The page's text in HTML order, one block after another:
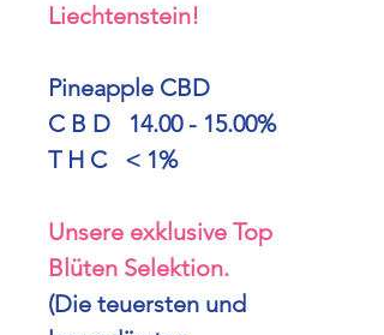
Liechtenstein!
Pineapple CBD
C B D 14.00 - 15.00%
T H C < 1%
Unsere exklusive Top
Blüten Selektion.
(Die teuersten und